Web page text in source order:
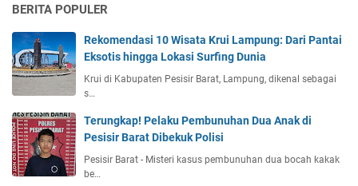
BERITA POPULER
Rekomendasi 10 Wisata Krui Lampung: Dari Pantai
Eksotis hingga Lokasi Surfing Dunia
Krui di Kabupaten Pesisir Barat, Lampung, dikenal sebagai
s…
Terungkap! Pelaku Pembunuhan Dua Anak di
Pesisir Barat Dibekuk Polisi
Pesisir Barat - Misteri kasus pembunuhan dua bocah kakak
be…